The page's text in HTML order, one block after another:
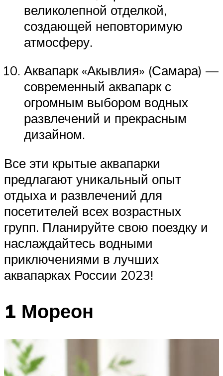
великолепной отделкой,
создающей неповторимую
атмосферу.
Аквапарк «Акывлия» (Самара) —
современный аквапарк с
огромным выбором водных
развлечений и прекрасным
дизайном.
Все эти крытые аквапарки
предлагают уникальный опыт
отдыха и развлечений для
посетителей всех возрастных
групп. Планируйте свою поездку и
наслаждайтесь водными
приключениями в лучших
аквапарках России 2023!
1 Мореон